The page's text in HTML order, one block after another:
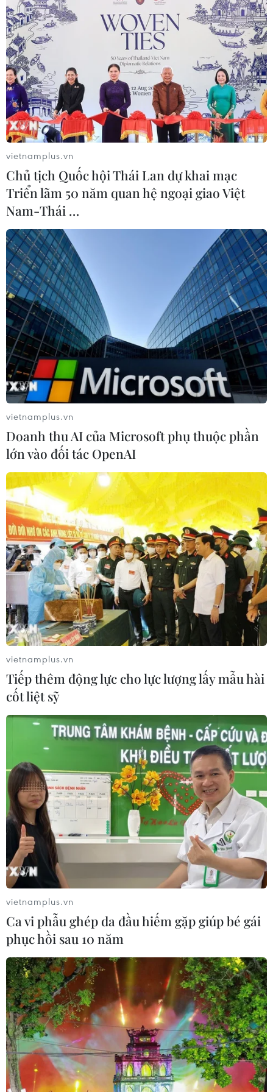
TIN CÙNG CHUYÊN MỤC
Quân đội Hàn Quốc thông báo Triều
Tiên phóng vật thể chưa xác định
06/08/2026 08:31
vietnamplus.vn
Chủ tịch Quốc hội Thái Lan dự khai mạc
Triển lãm 50 năm quan hệ ngoại giao Việt
Nam-Thái …
vietnamplus.vn
Doanh thu AI của Microsoft phụ thuộc phần
lớn vào đối tác OpenAI
vietnamplus.vn
Tiếp thêm động lực cho lực lượng lấy mẫu hài
cốt liệt sỹ
vietnamplus.vn
Ca vi phẫu ghép da đầu hiếm gặp giúp bé gái
phục hồi sau 10 năm